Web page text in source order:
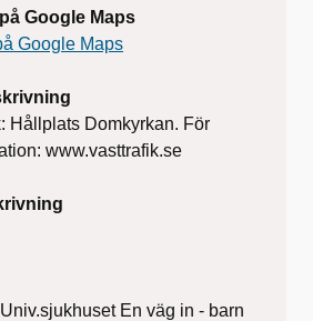
Google Maps
Google Maps
Hållplats Domkyrkan. För
www.vasttrafik.se
En väg in - barn